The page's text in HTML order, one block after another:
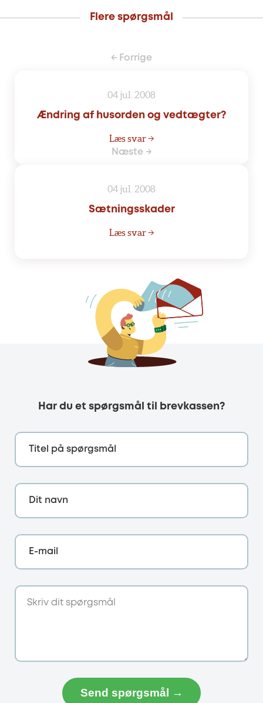
Flere spørgsmål
← Forrige
04 jul. 2008
Ændring af husorden og vedtægter?
Læs svar →
Næste →
04 jul. 2008
Sætningsskader
Læs svar →
Har du et spørgsmål til brevkassen?
Titel på spørgsmål
Dit navn
E-mail
Send spørgsmål →